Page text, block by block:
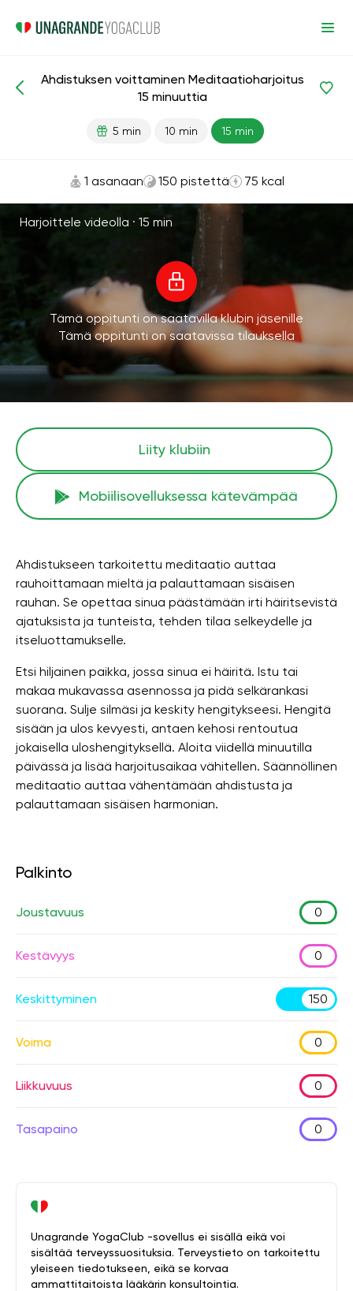
Meditaatiot ja hengitys Stressiä lievittävä
Ahdistuksen voittaminen Meditaatioharjoitus
15 minuuttia
5 min 10 min 15 min
1 asanaan 150 pistettä 75 kcal
Harjoittele videolla · 15 min
Tämä oppitunti on saatavilla klubin jäsenille
Tämä oppitunti on saatavissa tilauksella
Liity klubiin
Mobiilisovelluksessa kätevämpää
Ahdistukseen tarkoitettu meditaatio auttaa
rauhoittamaan mieltä ja palauttamaan sisäisen
rauhan. Se opettaa sinua päästämään irti häiritsevistä
ajatuksista ja tunteista, tehden tilaa selkeydelle ja
itseluottamukselle.
Etsi hiljainen paikka, jossa sinua ei häiritä. Istu tai
makaa mukavassa asennossa ja pidä selkärankasi
suorana. Sulje silmäsi ja keskity hengitykseesi. Hengitä
sisään ja ulos kevyesti, antaen kehosi rentoutua
jokaisella uloshengityksellä. Aloita viidellä minuutilla
päivässä ja lisää harjoitusaikaa vähitellen. Säännöllinen
meditaatio auttaa vähentämään ahdistusta ja
palauttamaan sisäisen harmonian.
Palkinto
Joustavuus 0
Kestävyys 0
Keskittyminen 150
Voima 0
Liikkuvuus 0
Tasapaino 0
Unagrande YogaClub -sovellus ei sisällä eikä voi
sisältää terveyssuosituksia. Terveystieto on tarkoitettu
yleiseen tiedotukseen, eikä se korvaa
ammattitaitoista lääkärin konsultointia.